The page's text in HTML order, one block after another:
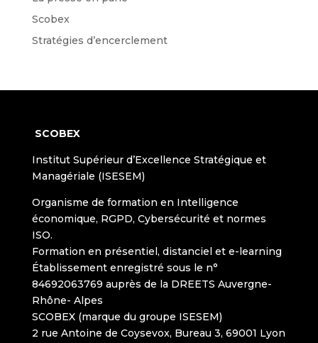
Scobex
Stratégies d’encerclement
SCOBEX
Institut Supérieur d’Excellence Stratégique et
Managériale (ISESEM)
Organisme de formation en Intelligence
économique, RGPD, Cybersécurité et normes
ISO.
Formation en présentiel, distanciel et e-learning
Établissement enregistré sous le n°
84692063769 auprès de la DREETS Auvergne-
Rhône- Alpes
SCOBEX (marque du groupe ISESEM)
2 rue Antoine de Coysevox, Bureau 3, 69001 Lyon